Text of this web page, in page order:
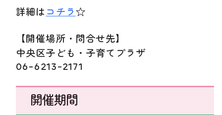
詳細は コチラ ☆
【開催場所・問合せ先】
中央区子ども・子育てプラザ
06-6213-2171
開催期間